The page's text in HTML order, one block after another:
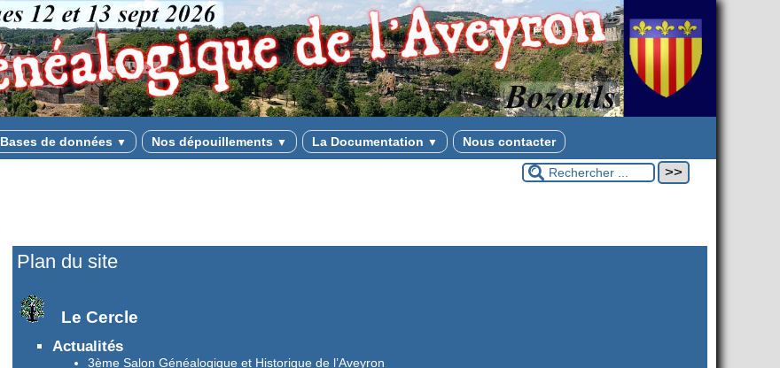
Bases de données ▼ Nos dépouillements ▼ La Documentation ▼ Nous contacter
Plan du site
Le Cercle
Actualités
3ème Salon Généalogique et Historique de l’Aveyron